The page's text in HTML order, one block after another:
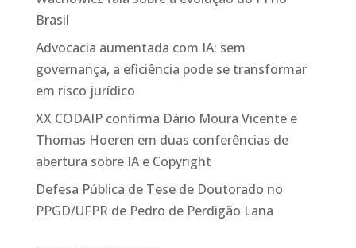
Brasil
Advocacia aumentada com IA: sem
governança, a eficiência pode se transformar
em risco jurídico
XX CODAIP confirma Dário Moura Vicente e
Thomas Hoeren em duas conferências de
abertura sobre IA e Copyright
Defesa Pública de Tese de Doutorado no
PPGD/UFPR de Pedro de Perdigão Lana